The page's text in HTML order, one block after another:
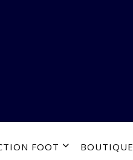
FOOT BOUTIQUE